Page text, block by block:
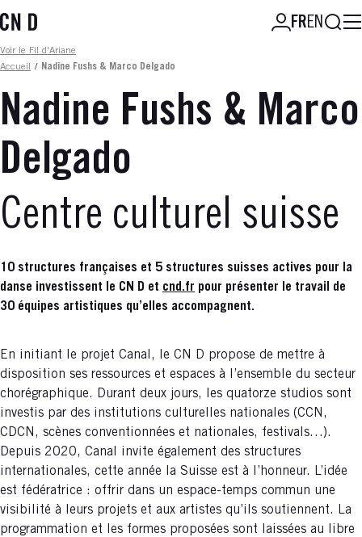
au
principal
FREN
Fil d'ariane
Voir le Fil d'Ariane
Accueil
/ Nadine Fushs & Marco Delgado
Nadine Fushs & Marco
Delgado
Centre culturel suisse
10 structures françaises et 5 structures suisses actives pour la
danse investissent le CN D et cnd.fr pour présenter le travail de
30 équipes artistiques qu’elles accompagnent.
En initiant le projet Canal, le CN D propose de mettre à
disposition ses ressources et espaces à l’ensemble du secteur
chorégraphique. Durant deux jours, les quatorze studios sont
investis par des institutions culturelles nationales (CCN,
CDCN, scènes conventionnées et nationales, festivals…).
Depuis 2020, Canal invite également des structures
internationales, cette année la Suisse est à l’honneur. L’idée
est fédératrice : offrir dans un espace-temps commun une
visibilité à leurs projets et aux artistes qu’ils soutiennent. La
programmation et les formes proposées sont laissées au libre